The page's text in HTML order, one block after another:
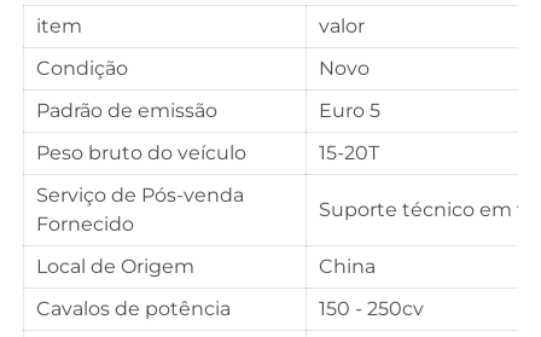
item
valor
Condição
Novo
Padrão de emissão
Euro 5
Peso bruto do veículo
15-20T
Serviço de Pós-venda
Fornecido
Suporte técnico em
Local de Origem
China
Cavalos de potência
150 - 250cv